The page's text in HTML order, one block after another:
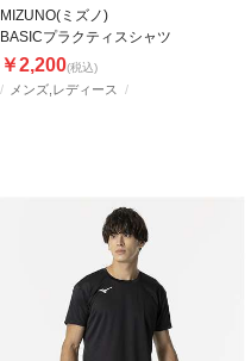
メンズ,レディース
MIZUNO(ミズノ)
BASICプラクティスシャツ
￥2,200(税込)